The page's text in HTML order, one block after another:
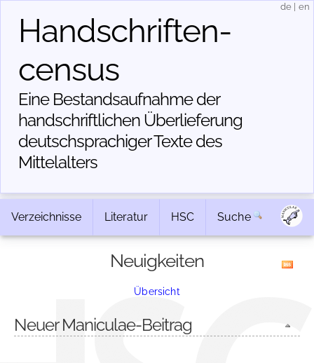
Handschriften­
census
Eine Bestandsaufnahme der
handschriftlichen Über­lieferung
deutschsprachiger Texte des
Mittelalters
de en
Verzeichnisse Literatur HSC Suche
Neuigkeiten
Übersicht
Neuer Maniculae-Beitrag